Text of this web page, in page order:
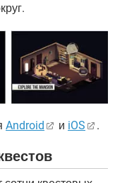
Android и iOS .